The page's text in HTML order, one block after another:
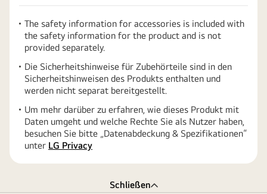
The safety information for accessories is included with
the safety information for the product and is not
provided separately.
Die Sicherheitshinweise für Zubehörteile sind in den
Sicherheitshinweisen des Produkts enthalten und
werden nicht separat bereitgestellt.
Um mehr darüber zu erfahren, wie dieses Produkt mit
Daten umgeht und welche Rechte Sie als Nutzer haben,
besuchen Sie bitte „Datenabdeckung & Spezifikationen“
unter LG Privacy
Schließen